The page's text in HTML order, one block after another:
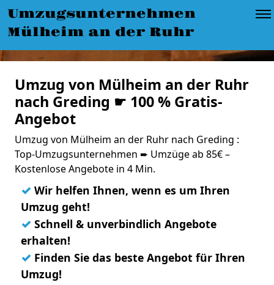
Umzugsunternehmen
Mülheim an der Ruhr
Umzug von Mülheim an der Ruhr
nach Greding ☛ 100 % Gratis-
Angebot
Umzug von Mülheim an der Ruhr nach Greding :
Top-Umzugsunternehmen ➨ Umzüge ab 85€ –
Kostenlose Angebote in 4 Min.
✓ Wir helfen Ihnen, wenn es um Ihren
Umzug geht!
✓ Schnell & unverbindlich Angebote
erhalten!
✓ Finden Sie das beste Angebot für Ihren
Umzug!